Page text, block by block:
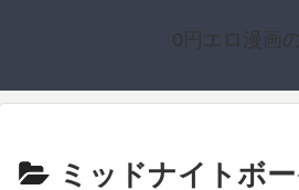
0円エロ漫画の
ミッドナイトボ